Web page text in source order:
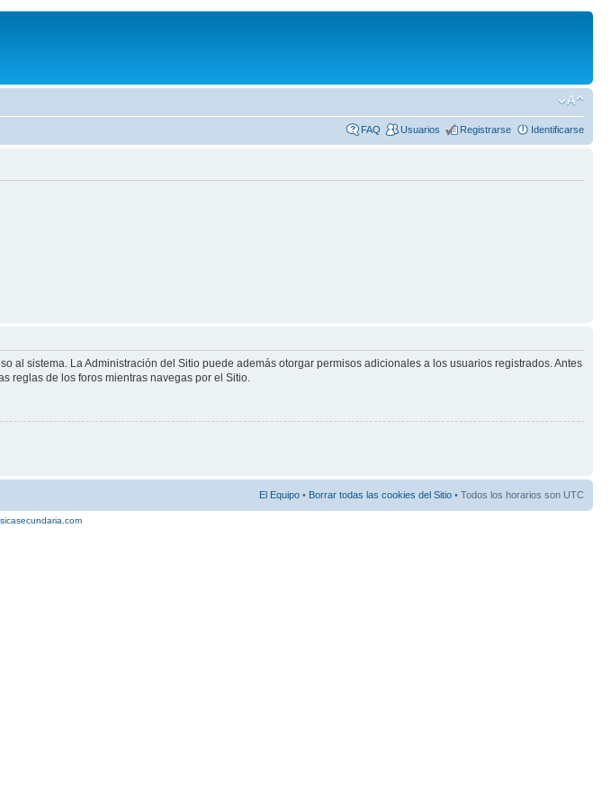
FAQ Usuarios Registrarse Identificarse
al sistema. La Administración del Sitio puede además otorgar permisos adicionales a los usuarios registrados. Antes
reglas de los foros mientras navegas por el Sitio.
El Equipo • Borrar todas las cookies del Sitio • Todos los horarios son UTC